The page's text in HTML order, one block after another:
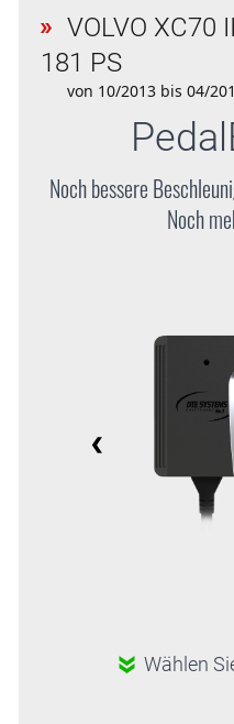
VOLVO XC70
181 PS
von 10/2013 bis 04/
Noch bessere
Noch
Wählen